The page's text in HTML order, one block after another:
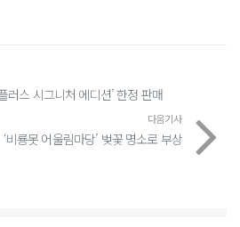
러스 시그니처 에디션’ 한정 판매
다음기사
‘비룡못 어울림마당’ 벚꽃 명소로 부상